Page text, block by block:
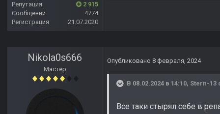
Репутация
2 915
Сообщений
4774
Регистрация
21.07.2020
Nikola0s666
Мастер
Опубликовано 8 февраля, 2024
В 08.02.2024 в 14:10, Stern-13
Все таки стырял себе в